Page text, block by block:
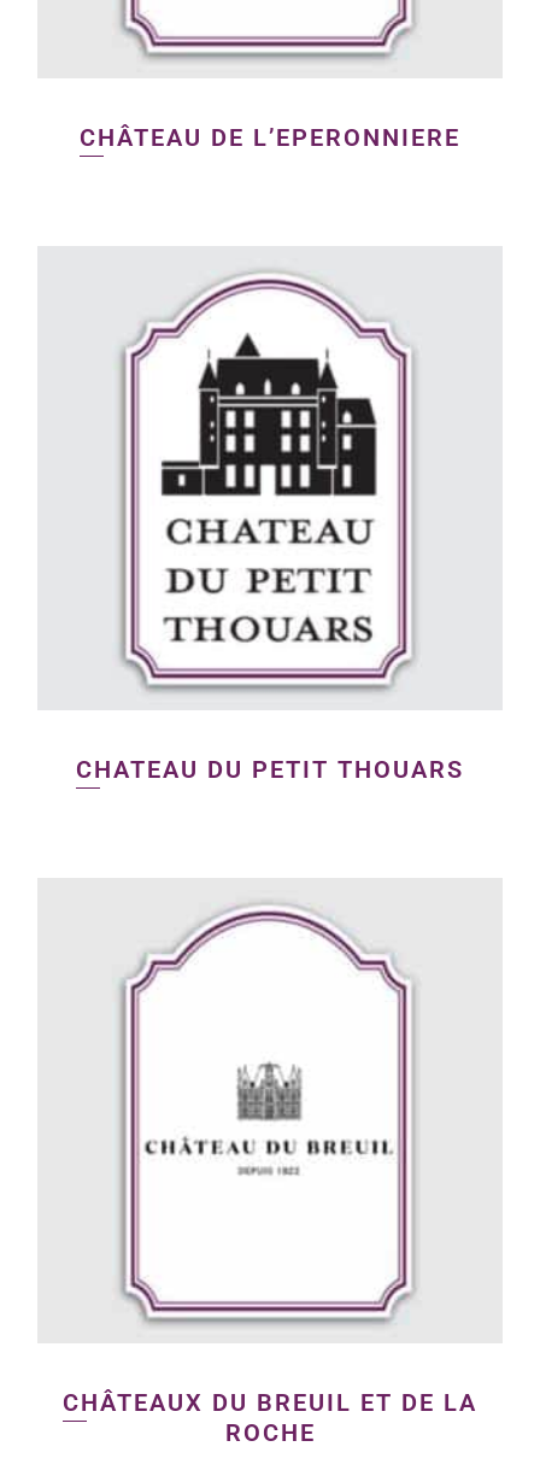
CHÂTEAU DE L’EPERONNIERE
CHATEAU DU PETIT THOUARS
CHÂTEAUX DU BREUIL ET DE LA
ROCHE